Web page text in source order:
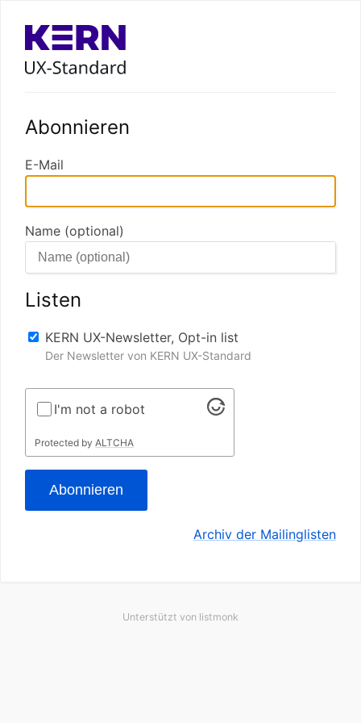
Abonnieren
E-Mail
Name (optional)
Listen
KERN UX-Newsletter, Opt-in list
Der Newsletter von KERN UX-Standard
I'm not a robot
Protected byALTCHA
Abonnieren
Archiv der Mailinglisten
Unterstützt von listmonk